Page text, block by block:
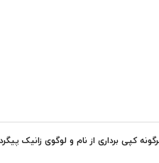
کپی برداری از نام و لوگوی زانیک پیگرد